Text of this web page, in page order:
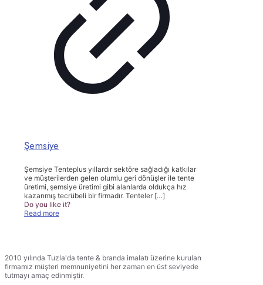
Şemsiye
Şemsiye Tenteplus yıllardır sektöre sağladığı katkılar
ve müşterilerden gelen olumlu geri dönüşler ile tente
üretimi, şemsiye üretimi gibi alanlarda oldukça hız
kazanmış tecrübeli bir firmadır. Tenteler […]
Do you like it?
Read more
2010 yılında Tuzla'da tente & branda imalatı üzerine kurulan
firmamız müşteri memnuniyetini her zaman en üst seviyede
tutmayı amaç edinmiştir.